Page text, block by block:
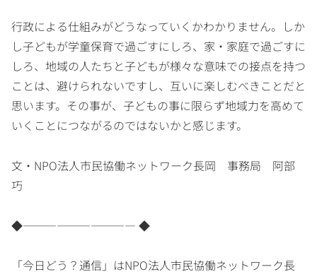
行政による仕組みがどうなっていくかわかりません。しか
し子どもが学童保育で過ごすにしろ、家・家庭で過ごすに
しろ、地域の人たちと子どもが様々な意味での接点を持つ
ことは、避けられないですし、互いに楽しむべきことだと
思います。その事が、子どもの事に限らず地域力を高めて
いくことにつながるのではないかと感じます。
文・NPO法人市民協働ネットワーク長岡 事務局 阿部
巧
◆―――――――――― ◆
「今日どう？通信」はNPO法人市民協働ネットワーク長